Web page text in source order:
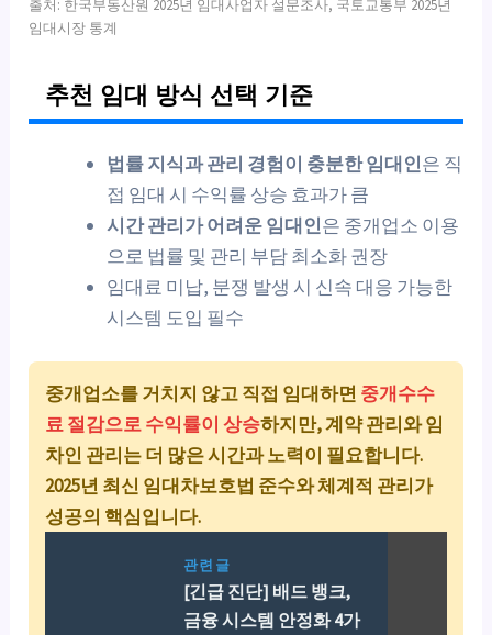
출처: 한국부동산원 2025년 임대사업자 설문조사, 국토교통부 2025년
임대시장 통계
추천 임대 방식 선택 기준
법률 지식과 관리 경험이 충분한 임대인은 직
접 임대 시 수익률 상승 효과가 큼
시간 관리가 어려운 임대인은 중개업소 이용
으로 법률 및 관리 부담 최소화 권장
임대료 미납, 분쟁 발생 시 신속 대응 가능한
시스템 도입 필수
중개업소를 거치지 않고 직접 임대하면 중개수수
료 절감으로 수익률이 상승하지만, 계약 관리와 임
차인 관리는 더 많은 시간과 노력이 필요합니다.
2025년 최신 임대차보호법 준수와 체계적 관리가
성공의 핵심입니다.
관련글
[긴급 진단] 배드 뱅크,
금융 시스템 안정화 4가